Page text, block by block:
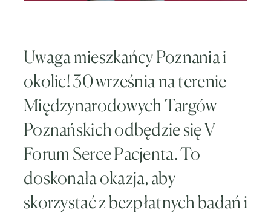
Uwaga mieszkańcy Poznania i
okolic! 30 września na terenie
Międzynarodowych Targów
Poznańskich odbędzie się V
Forum Serce Pacjenta. To
doskonała okazja, aby
skorzystać z bezpłatnych badań i